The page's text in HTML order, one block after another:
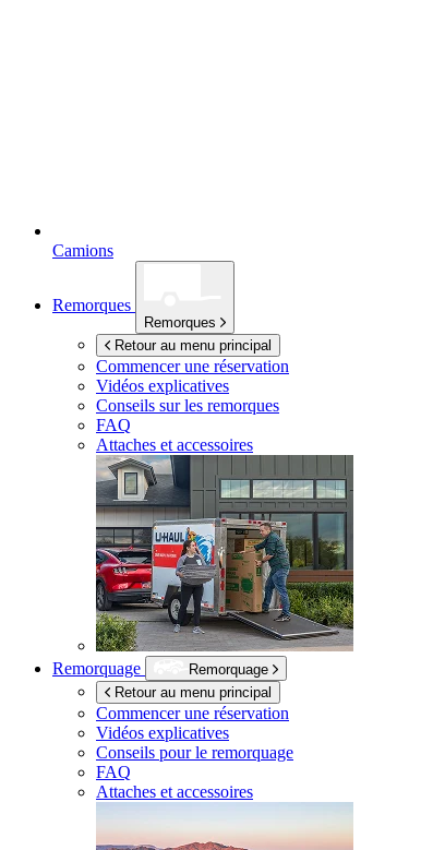
Camions
Remorques
Remorques
Retour au menu principal
Commencer une réservation
Vidéos explicatives
Conseils sur les remorques
FAQ
Attaches et accessoires
Remorquage
Remorquage
Retour au menu principal
Commencer une réservation
Vidéos explicatives
Conseils pour le remorquage
FAQ
Attaches et accessoires